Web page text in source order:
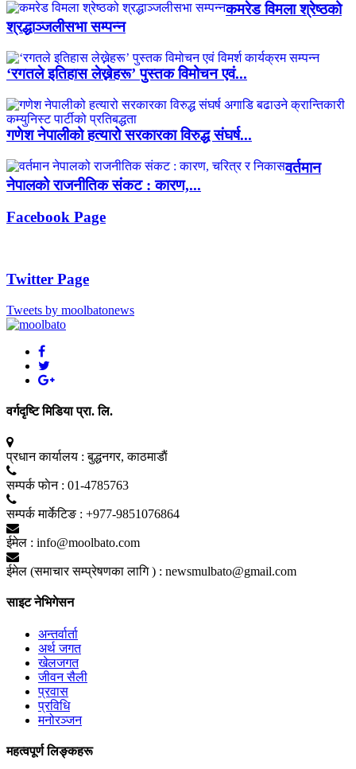
कमरेड विमला श्रेष्ठको
श्रद्धाञ्जलीसभा सम्पन्न
‘रगतले इतिहास लेख्नेहरू’ पुस्तक विमोचन एवं...
गणेश नेपालीको हत्यारो सरकारका विरुद्ध संघर्ष...
वर्तमान
नेपालको राजनीतिक संकट : कारण,...
Facebook Page
Twitter Page
Tweets by moolbatonews
वर्गदृष्टि मिडिया प्रा. लि.
प्रधान कार्यालय : बुद्धनगर, काठमाडाैं
सम्पर्क फाेन : 01-4785763
सम्पर्क मार्केटिङ : +977-9851076864
ईमेल : info@moolbato.com
ईमेल (समाचार सम्प्रेषणका लागि ) : newsmulbato@gmail.com
साइट नेभिगेसन
अन्तर्वार्ता
अर्थ जगत
खेलजगत
जीवन सैली
प्रवास
प्रविधि
मनोरञ्जन
महत्वपूर्ण लिङ्कहरू